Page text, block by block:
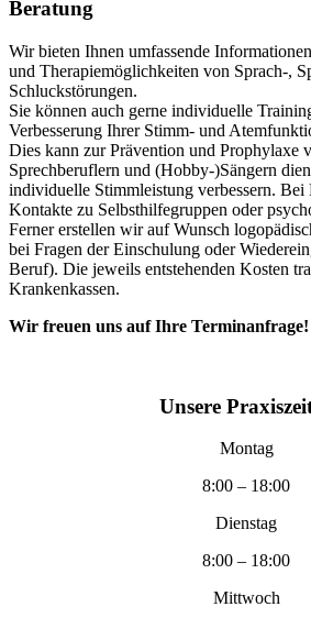
Beratung
Wir bieten Ihnen umfassende
und Therapiemöglichkeiten von Sprach-,
Schluckstörungen.
Sie können auch gerne individuelle
Verbesserung Ihrer Stimm- und
Dies kann zur Prävention und Prophylaxe
Sprechberuflern und (Hobby-)Sängern
individuelle Stimmleistung verbessern.
Kontakte zu Selbsthilfegruppen oder
Ferner erstellen wir auf Wunsch
bei Fragen der Einschulung oder
Beruf). Die jeweils entstehenden Kosten
Krankenkassen.
Wir freuen uns auf Ihre Terminanfrage!
Unsere
Montag
8:00 – 18:00
Dienstag
8:00 – 18:00
Mittwoch